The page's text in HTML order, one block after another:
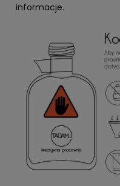
informacje.